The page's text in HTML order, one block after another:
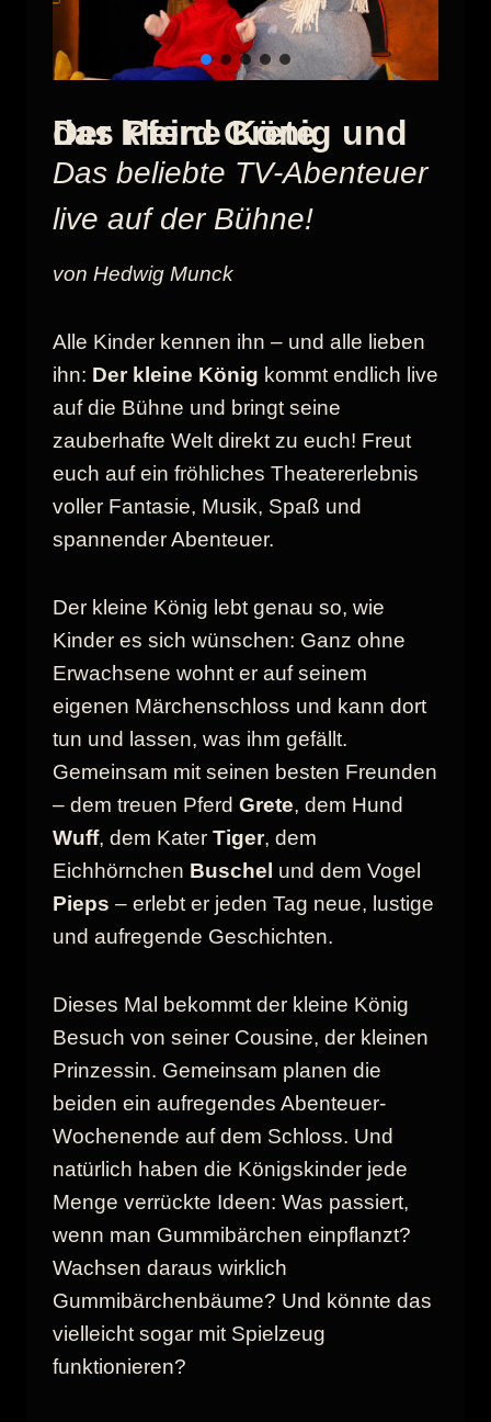
Der kleine König und das Pferd Grete
Das beliebte TV-Abenteuer
live auf der Bühne!
von Hedwig Munck
Alle Kinder kennen ihn – und alle lieben
ihn: Der kleine König kommt endlich live
auf die Bühne und bringt seine
zauberhafte Welt direkt zu euch! Freut
euch auf ein fröhliches Theatererlebnis
voller Fantasie, Musik, Spaß und
spannender Abenteuer.
Der kleine König lebt genau so, wie
Kinder es sich wünschen: Ganz ohne
Erwachsene wohnt er auf seinem
eigenen Märchenschloss und kann dort
tun und lassen, was ihm gefällt.
Gemeinsam mit seinen besten Freunden
– dem treuen Pferd Grete, dem Hund
Wuff, dem Kater Tiger, dem
Eichhörnchen Buschel und dem Vogel
Pieps – erlebt er jeden Tag neue, lustige
und aufregende Geschichten.
Dieses Mal bekommt der kleine König
Besuch von seiner Cousine, der kleinen
Prinzessin. Gemeinsam planen die
beiden ein aufregendes Abenteuer-
Wochenende auf dem Schloss. Und
natürlich haben die Königskinder jede
Menge verrückte Ideen: Was passiert,
wenn man Gummibärchen einpflanzt?
Wachsen daraus wirklich
Gummibärchenbäume? Und könnte das
vielleicht sogar mit Spielzeug
funktionieren?